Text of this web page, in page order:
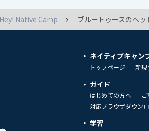
Hey! Native Camp ブルートゥースのヘ
ネイティブキャン
トップページ 新規
ガイド
はじめての方へ
対応ブラウザダウン
学習